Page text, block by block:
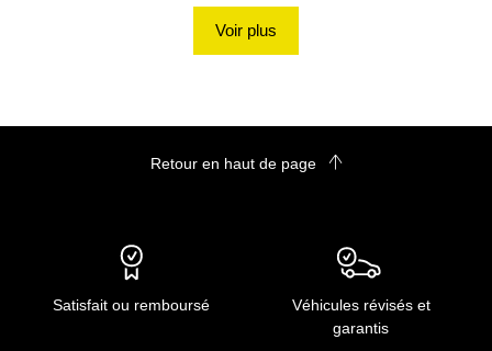
ZOE REVERSIBLE Neuf ! Si vous ne trouvez pas de véhicule
Renault Saint-Louis
Voir plus
Retour en haut de page
Satisfait ou remboursé
Véhicules révisés et
garantis